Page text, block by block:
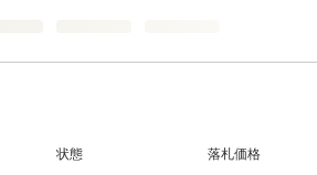
状態 落札価格